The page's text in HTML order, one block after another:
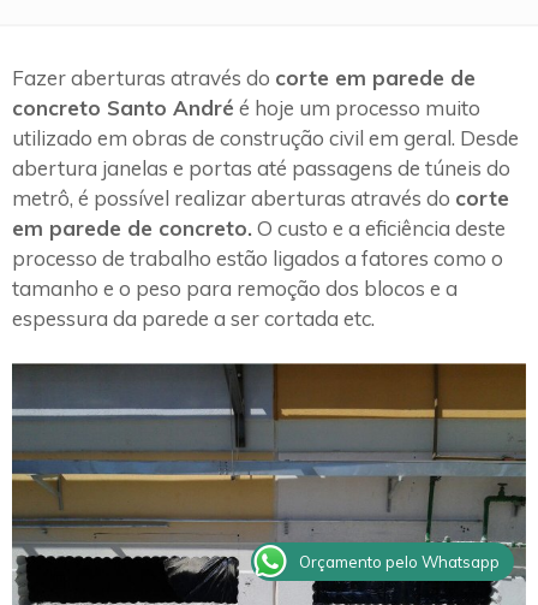
Fazer aberturas através do corte em parede de
concreto Santo André é hoje um processo muito
utilizado em obras de construção civil em geral. Desde
abertura janelas e portas até passagens de túneis do
metrô, é possível realizar aberturas através do corte
em parede de concreto. O custo e a eficiência deste
processo de trabalho estão ligados a fatores como o
tamanho e o peso para remoção dos blocos e a
espessura da parede a ser cortada etc.
Orçamento pelo Whatsapp